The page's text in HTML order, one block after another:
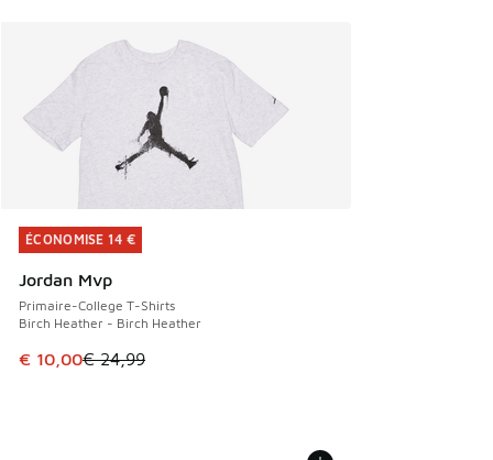
ÉCONOMISE 14 €
Jordan Mvp
Primaire-College T-Shirts
Birch Heather - Birch Heather
Cet article est en promotion. Prix en baisse de € 24,99 à
€ 10,00€ 24,99
ÉCONOMISE 14 €